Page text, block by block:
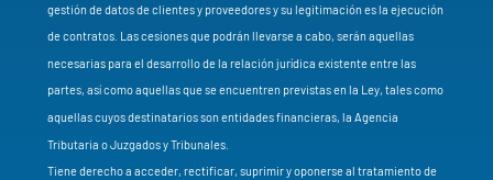
gestión de datos de clientes y proveedores y su legitimación es la ejecución
de contratos. Las cesiones que podrán llevarse a cabo, serán aquellas
necesarias para el desarrollo de la relación jurídica existente entre las
partes, así como aquellas que se encuentren previstas en la Ley, tales como
aquellas cuyos destinatarios son entidades financieras, la Agencia
Tributaria o Juzgados y Tribunales.
Tiene derecho a acceder, rectificar, suprimir y oponerse al tratamiento de